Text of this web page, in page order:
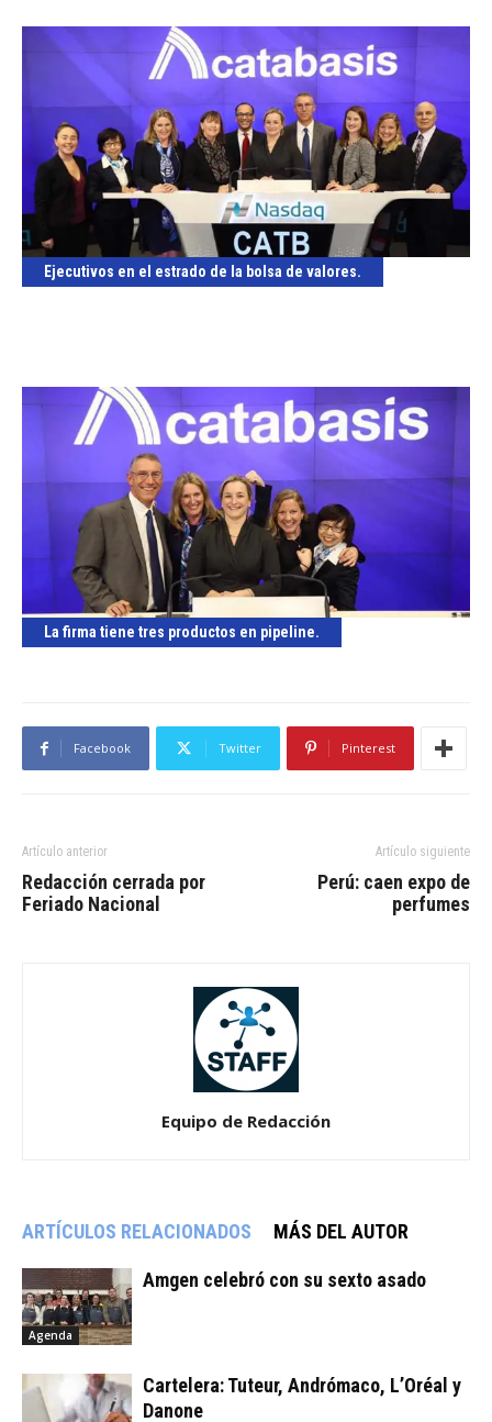
Ejecutivos en el estrado de la bolsa de valores.
La firma tiene tres productos en pipeline.
Facebook Twitter Pinterest
Artículo anterior
Redacción cerrada por
Feriado Nacional
Artículo siguiente
Perú: caen expo de
perfumes
Equipo de Redacción
ARTÍCULOS RELACIONADOS MÁS DEL AUTOR
Agenda
Amgen celebró con su sexto asado
Cartelera: Tuteur, Andrómaco, L’Oréal y
Danone